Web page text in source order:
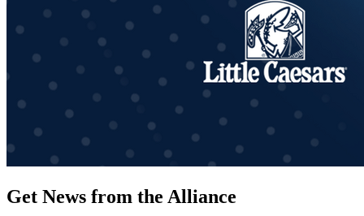
Get News from the Alliance